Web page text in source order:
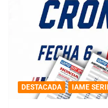
DESTACADA IAME